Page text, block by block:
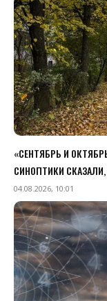
«СЕНТЯБРЬ И
СИНОПТИКИ
04.08.2026, 10:01